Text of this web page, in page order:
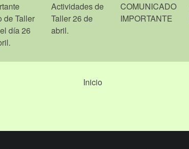
de Taller
día 26
Actividades de
Taller 26 de
abril.
COMUNICADO
IMPORTANTE
Inicio